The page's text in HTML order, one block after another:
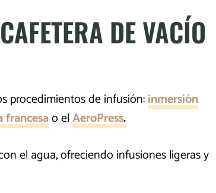
DE VACÍO
procedimientos de infusión:inmersión
francesao elAeroPress.
el agua, ofreciendo infusiones ligeras y